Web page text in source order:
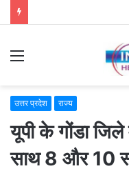
Menu
उत्तर प्रदेश राज्य
यूपी के गोंडा
साथ 8 और 10